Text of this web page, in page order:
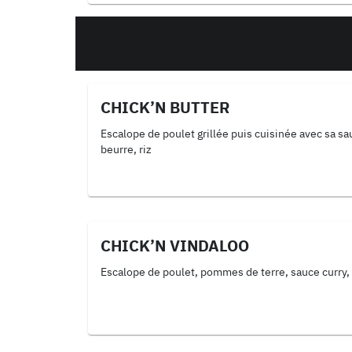
CHICK’N BUTTER
Escalope de poulet grillée puis cuisinée avec sa
beurre, riz
CHICK’N VINDALOO
Escalope de poulet, pommes de terre, sauce